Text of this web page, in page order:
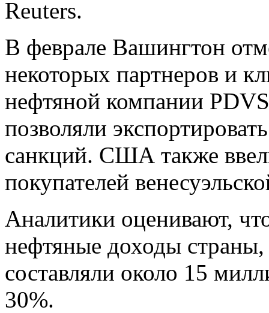
Reuters.
В феврале Вашингтон
некоторых партнеров и
нефтяной компании
позволяли
санкций. США также
покупателей
Аналитики оценивают,
нефтяные доходы
составляли около 15
30%.